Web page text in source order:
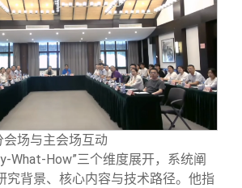
场与主会场互动
What-How”三个维度展开，系统阐
究背景、核心内容与技术路径。他指